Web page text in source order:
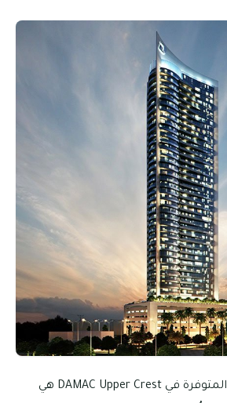
من أهم الخدمات المتوفرة في DAMAC Upper Crest هي